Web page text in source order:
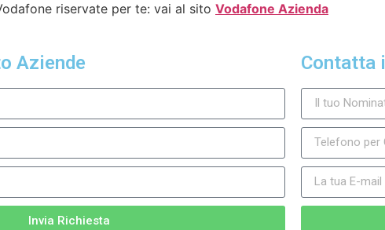
riservate per te: vai al sito Vodafone Azienda
Aziende
Invia Richiesta
Contatta